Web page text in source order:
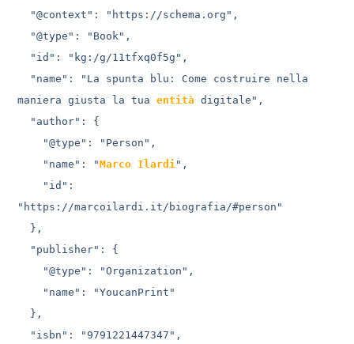
maniera giusta la tua entità digitale",
    "name": "
Marco Ilardi ",
"https://marcoilardi.it/biografia/#person"